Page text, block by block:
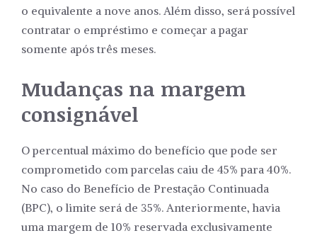
o equivalente a nove anos. Além disso, será possível
contratar o empréstimo e começar a pagar
somente após três meses.
Mudanças na margem
consignável
O percentual máximo do benefício que pode ser
comprometido com parcelas caiu de 45% para 40%.
No caso do Benefício de Prestação Continuada
(BPC), o limite será de 35%. Anteriormente, havia
uma margem de 10% reservada exclusivamente